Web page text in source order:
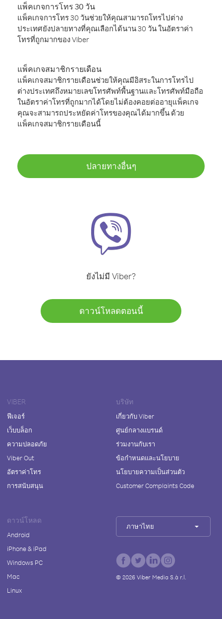
แพ็คเกจการโทร 30 วัน
แพ็คเกจการโทร 30 วันช่วยให้คุณสามารถโทรไปต่าง
ประเทศยังปลายทางที่คุณเลือกได้นาน 30 วัน ในอัตราค่า
โทรที่ถูกมากของ Viber
แพ็คเกจสมาชิกรายเดือน
แพ็คเกจสมาชิกรายเดือนช่วยให้คุณมีอิสระในการโทรไป
ต่างประเทศถึงหมายเลขโทรศัพท์พื้นฐานและโทรศัพท์มือถือ
ในอัตราค่าโทรที่ถูกมากได้โดยไม่ต้องคอยต่ออายุแพ็คเกจ
คุณจะสามารถประหยัดค่าโทรของคุณได้มากขึ้น ด้วย
แพ็คเกจสมาชิกรายเดือนนี้
ปลายทางอื่นๆ
ยังไม่มี Viber?
ดาวน์โหลดตอนนี้
VIBER
ฟีเจอร์
เว็บบล็อก
ความปลอดภัย
Viber Out
อัตราค่าโทร
การสนับสนุน
บริษัท
เกี่ยวกับ Viber
ศูนย์กลางแบรนด์
ร่วมงานกับเรา
ข้อกำหนดและนโยบาย
นโยบายความเป็นส่วนตัว
Customer Complaints Code
ดาวน์โหลด
Android
iPhone & iPad
Windows PC
Mac
Linux
ภาษาไทย
© 2026Viber Media S.à r.l.